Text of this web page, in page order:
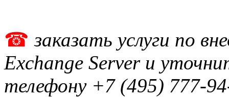
☎ заказать услуги по
Exchange Server и
телефону +7 (495) 777-